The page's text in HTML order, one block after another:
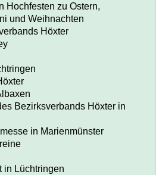
Hochfesten zu Ostern,
und Weihnachten
Höxter
Bezirksverbands Höxter in
in Marienmünster
in Lüchtringen